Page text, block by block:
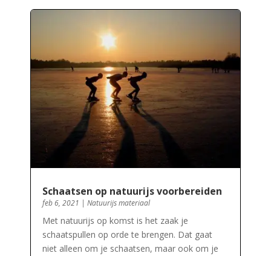
Schaatsen op natuurijs voorbereiden
feb 6, 2021 | Natuurijs materiaal
Met natuurijs op komst is het zaak je
schaatspullen op orde te brengen. Dat gaat
niet alleen om je schaatsen, maar ook om je